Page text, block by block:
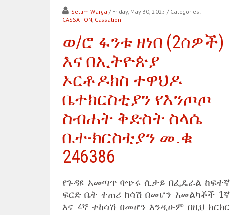
Selam Warga / Friday, May 30, 2025 / Categories:
CASSATION, Cassation
ወ/ሮ ፋንቱ ዘነበ (2ሰዎች)
እና በኢትዮጵያ
ኦርቶዶክስ ተዋህዶ
ቤተክርስቲያን የእንጦጦ
ስብሐት ቅድስት ስላሴ
ቤተ-ክርስቲያን መ.ቁ
246386
የጉዳዩ አመጣጥ ባጭሩ ሲታይ በፌዴራል ከፍተኛ
ፍርድ ቤት ተጠሪ ከሳሽ በመሆን አመልካቾች 1ኛ
እና 4ኛ ተከሳሽ በመሆን እንዲሁም በዚህ ክርክር